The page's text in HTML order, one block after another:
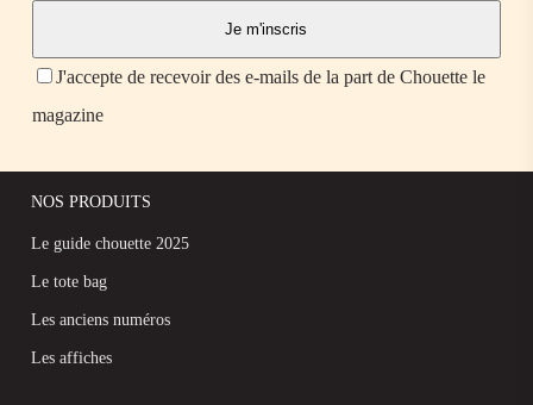
J'accepte de recevoir des e-mails de la part de Chouette le
magazine
NOS PRODUITS
Le guide chouette 2025
Le tote bag
Les anciens numéros
Les affiches